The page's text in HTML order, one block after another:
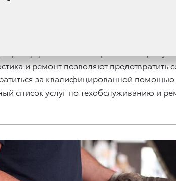
и ремонт позволяют предотвратить
за квалифицированной помощью
список услуг по техобслуживанию и